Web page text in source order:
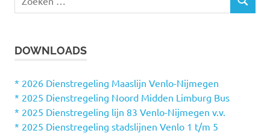
e
n
a
a
r
Z
DOWNLOADS
* 2026 Dienstregeling Maaslijn Venlo-Nijmegen
* 2025 Dienstregeling Noord Midden Limburg Bus
* 2025 Dienstregeling lijn 83 Venlo-Nijmegen v.v.
* 2025 Dienstregeling stadslijnen Venlo 1 t/m 5